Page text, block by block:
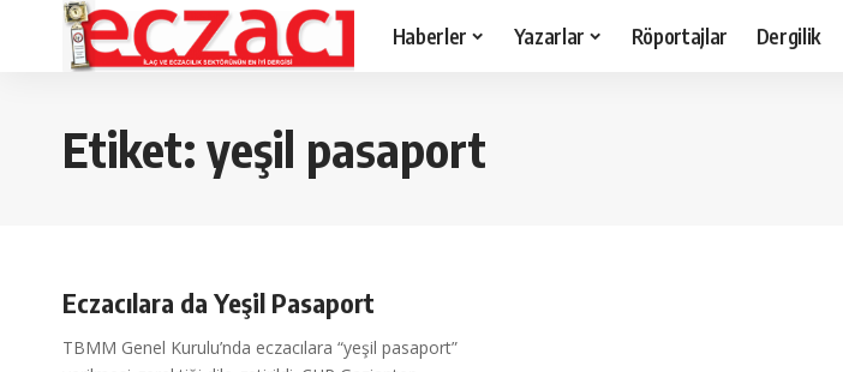
Haberler Yazarlar Röportajlar Dergilik
Etiket: yeşil pasaport
Eczacılara da Yeşil Pasaport
TBMM Genel Kurulu’nda eczacılara “yeşil pasaport”